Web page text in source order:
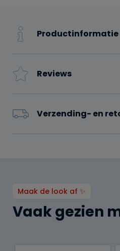
Productinformatie
Reviews
Verzending- en
Maak de look af ✨
Vaak gezien